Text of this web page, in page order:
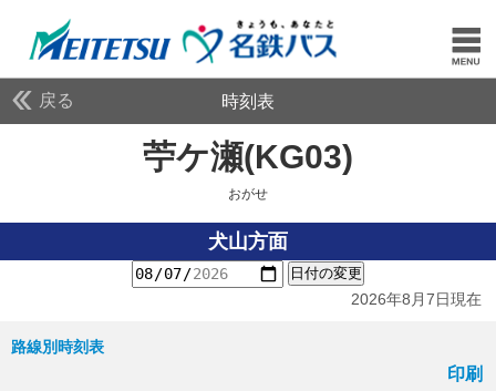
戻る 時刻表
苧ケ瀬(KG03)
おがせ
犬山方面
日付の変更
2026年8月7日現在
路線別時刻表
印刷